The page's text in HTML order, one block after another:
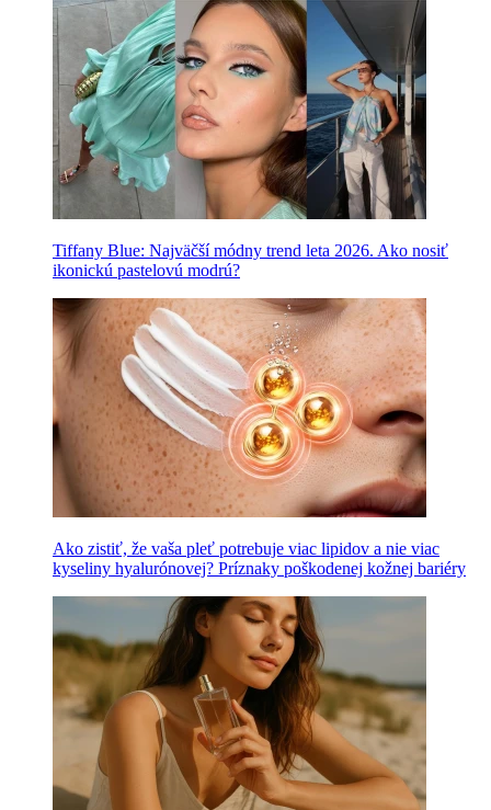
Tiffany Blue: Najväčší módny trend leta 2026. Ako nosiť
ikonickú pastelovú modrú?
Ako zistiť, že vaša pleť potrebuje viac lipidov a nie viac
kyseliny hyalurónovej? Príznaky poškodenej kožnej bariéry